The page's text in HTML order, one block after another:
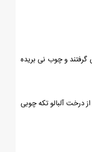
حدود 40 الی 50 سانتی متر را برای این ساز در نظر می گرفتند و چوب نی بریده
درخت آلبالو تکه چوبی